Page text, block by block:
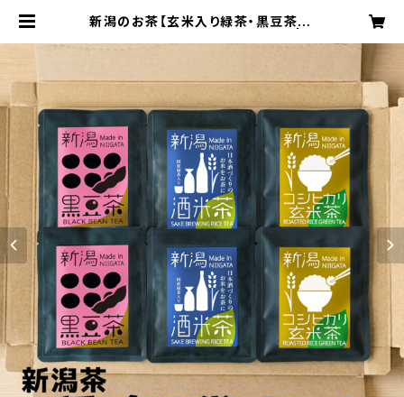
新潟のお茶【玄米入り緑茶・黒豆茶】3